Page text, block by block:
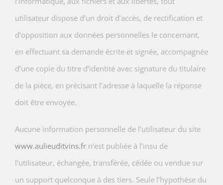
utilisateur dispose d’un droit d’accès, de rectification et
d’opposition aux données personnelles le concernant,
en effectuant sa demande écrite et signée, accompagnée
d’une copie du titre d’identité avec signature du titulaire
de la pièce, en précisant l’adresse à laquelle la réponse
doit être envoyée.
Aucune information personnelle de l’utilisateur du site
www.aulieuditvins.fr n’est publiée à l’insu de
l’utilisateur, échangée, transférée, cédée ou vendue sur
un support quelconque à des tiers. Seule l’hypothèse du